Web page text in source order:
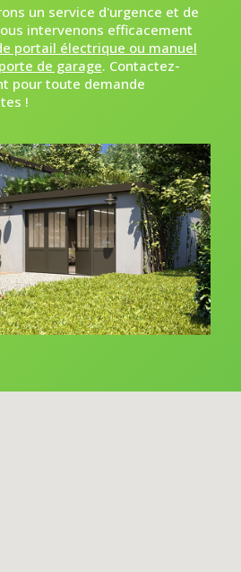
un service d'urgence et de
intervenons efficacement
portail électrique ou manuel
de garage. Contactez-
pour toute demande
!